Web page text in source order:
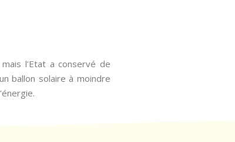
mais l’Etat a conservé de
ballon solaire à moindre